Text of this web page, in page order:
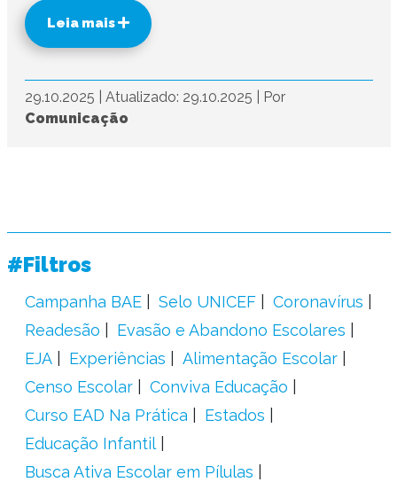
Leia mais
29.10.2025 Atualizado: 29.10.2025
Por
Comunicação
#Filtros
Campanha BAE Selo UNICEF
Coronavírus
Readesão
Evasão e Abandono Escolares
EJA
Experiências
Alimentação Escolar
Censo Escolar
Conviva Educação
Curso EAD Na Prática
Estados
Educação Infantil
Busca Ativa Escolar em Pílulas